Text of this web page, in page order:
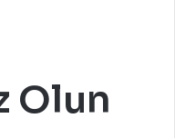
Olun